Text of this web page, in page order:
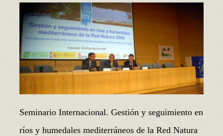
Seminario Internacional. Gestión y seguimiento en
ríos y humedales mediterráneos de la Red Natura